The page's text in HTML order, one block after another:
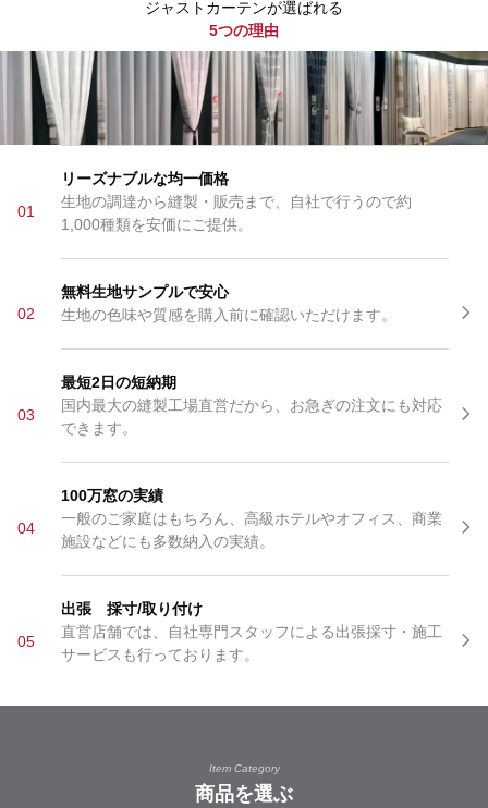
ジャストカーテンが選ばれる
5つの理由
01
リーズナブルな均一価格
生地の調達から縫製・販売まで、自社で行うので約
1,000種類を安価にご提供。
02
無料生地サンプルで安心
生地の色味や質感を購入前に確認いただけます。
03
最短2日の短納期
国内最大の縫製工場直営だから、お急ぎの注文にも対応
できます。
04
100万窓の実績
一般のご家庭はもちろん、高級ホテルやオフィス、商業
施設などにも多数納入の実績。
05
出張 採寸/取り付け
直営店舗では、自社専門スタッフによる出張採寸・施工
サービスも行っております。
Item Category
商品を選ぶ